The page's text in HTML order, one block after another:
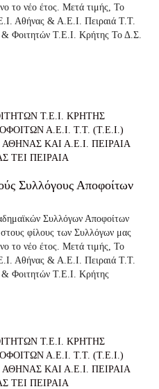
το νέο έτος. Μετά τιμής, Το
Αθήνας & Α.Ε.Ι. Πειραιά Τ.Τ.
Φοιτητών Τ.Ε.Ι. Κρήτης Το Δ.Σ.
Τ.Ε.Ι. ΚΡΗΤΗΣ
Α.Ε.Ι. Τ.Τ. (Τ.Ε.Ι.)
ΚΑΙ Α.Ε.Ι. ΠΕΙΡΑΙΑ
ΤΕΙ ΠΕΙΡΑΙΑ
Συλλόγους Αποφοίτων
Συλλόγων Αποφοίτων
φίλους των Συλλόγων μας
το νέο έτος. Μετά τιμής, Το
Αθήνας & Α.Ε.Ι. Πειραιά Τ.Τ.
Φοιτητών Τ.Ε.Ι. Κρήτης
Τ.Ε.Ι. ΚΡΗΤΗΣ
Α.Ε.Ι. Τ.Τ. (Τ.Ε.Ι.)
ΚΑΙ Α.Ε.Ι. ΠΕΙΡΑΙΑ
ΤΕΙ ΠΕΙΡΑΙΑ